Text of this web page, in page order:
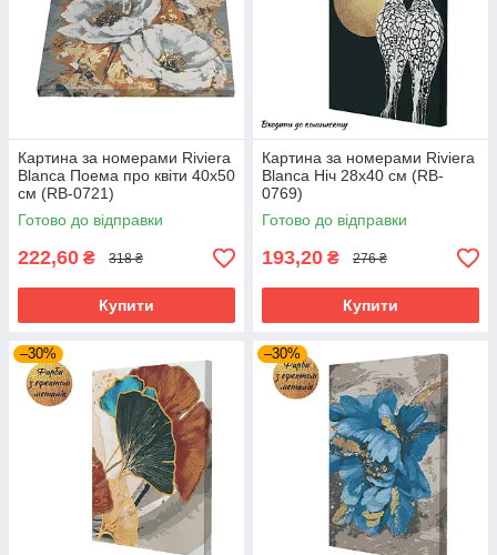
Картина за номерами Riviera
Blanca Поема про квіти 40x50
см (RB-0721)
Готово до відправки
222,60 ₴ 318 ₴
Купити
Картина за номерами Riviera
Blanca Ніч 28x40 см (RB-
0769)
Готово до відправки
193,20 ₴ 276 ₴
Купити
–30% –30%